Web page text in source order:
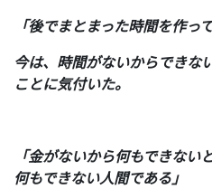
「後でまとまった時間を作っ
今は、時間がないからできな
ことに気付いた。
「金がないから何もできな
何もできない人間である」